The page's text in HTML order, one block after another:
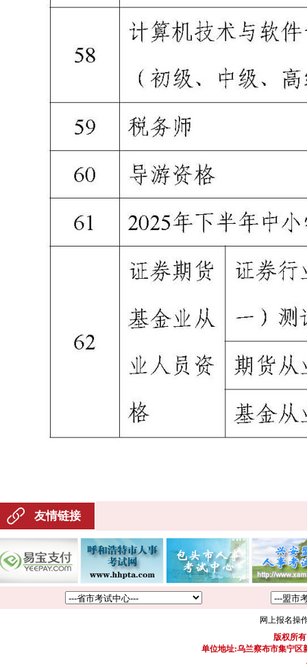
友情链接
网上报名操
版权所
单位地址:乌兰察布市集宁区